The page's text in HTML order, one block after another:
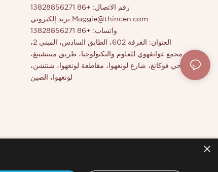
رقم الاتصال: +86 13828856271
بريد إلكتروني: Maggie@thincen.com
واتساب: +86 13828856271
العنوان: الغرفة 602، الطابق السادس، المبنى 2،
مجمع غوانغهوي للعلوم والتكنولوجيا، طريق مينتشينغ،
حي فوكانغ، شارع لونغهوا، مقاطعة لونغهوا، شنتشن،
لونغهوا، الصين
×